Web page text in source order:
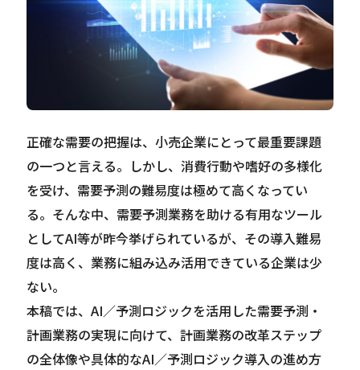
サイト内検索
Contact
正確な需要の把握は、小売企業にとって最重要課題
の一つと言える。しかし、消費行動や嗜好の多様化
を受け、需要予測の難易度は極めて高くなってい
る。そんな中、需要予測業務を助ける有用なツール
としてAI等が昨今挙げられているが、その導入難易
度は高く、業務に組み込み活用できている企業は少
ない。
本稿では、AI／予測ロジックを活用した需要予測・
計画業務の実現に向けて、計画業務の改革ステップ
の全体像や具体的なAI／予測ロジック導入の進め方